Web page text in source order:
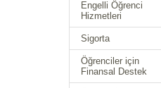
Engelli Öğrenci
Hizmetleri
Sigorta
Öğrenciler için
Finansal Destek